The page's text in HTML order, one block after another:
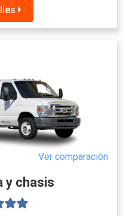
Ver comparación
y chasis